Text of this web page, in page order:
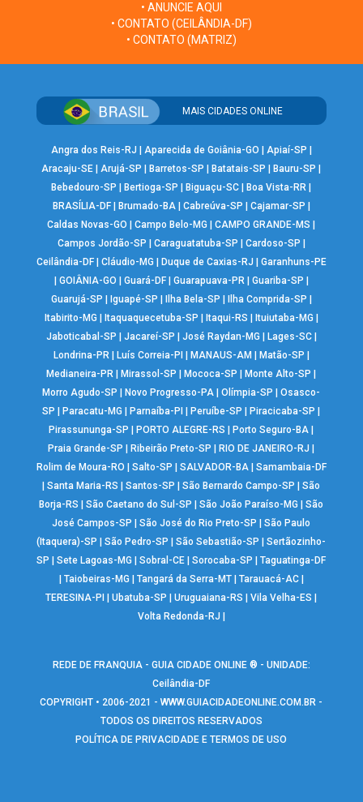
• ANUNCIE AQUI
• CONTATO (CEILÂNDIA-DF)
• CONTATO (MATRIZ)
MAIS CIDADES ONLINE
Angra dos Reis-RJ Aparecida de Goiânia-GO Apiaí-SP
Aracaju-SE |Arujá-SP Barretos-SP Batatais-SP Bauru-SP
Bebedouro-SP
Bertioga-SP Biguaçu-SC Boa Vista-RR
BRASÍLIA-DF| Brumado-BA| Cabreúva-SP Cajamar-SP
Caldas Novas-GO
|Campo Belo-MG |CAMPO GRANDE-MS
Campos Jordão-SP
Caraguatatuba-SP Cardoso-SP
Ceilândia-DF| Cláudio-MG Duque de Caxias-RJ
Garanhuns-PE
GOIÂNIA-GO Guará-DF| Guarapuava-PR| Guariba-SP
Guarujá-SP
Iguapé-SP Ilha Bela-SP Ilha Comprida-SP
Itabirito-MG
Itaquaquecetuba-SP Itaqui-RS Ituiutaba-MG
Jaboticabal-SP
Jacareí-SP José Raydan-MG Lages-SC|
Londrina-PR| Luís Correia-PI MANAUS-AM Matão-SP
Medianeira-PR
Mirassol-SP Mococa-SP Monte Alto-SP
Morro Agudo-SP
Novo Progresso-PA |Olímpia-SP |Osasco-
SP
Paracatu-MG Parnaíba-PI Peruíbe-SP Piracicaba-SP
Pirassununga-SP
PORTO ALEGRE-RS Porto Seguro-BA
Praia Grande-SP
Ribeirão Preto-SP RIO DE JANEIRO-RJ
Rolim de Moura-RO
Salto-SP SALVADOR-BA| Samambaia-DF
|Santa Maria-RS |Santos-SP |São Bernardo Campo-SP |São
Borja-RS
|São Caetano do Sul-SP |São João Paraíso-MG |São
José Campos-SP
|São José do Rio Preto-SP |São Paulo
(Itaquera)-SP
|São Pedro-SP |São Sebastião-SP |Sertãozinho-
SP
|Sete Lagoas-MG |Sobral-CE |Sorocaba-SP |Taguatinga-DF
Taiobeiras-MG Tangará da Serra-MT| Tarauacá-AC|
TERESINA-PI
|Ubatuba-SP |Uruguaiana-RS |Vila Velha-ES
Volta Redonda-RJ
REDE DE FRANQUIA - GUIA CIDADE ONLINE ® - UNIDADE:
Ceilândia-DF
COPYRIGHT • 2006-2021 -WWW.GUIACIDADEONLINE.COM.BR -
TODOS OS DIREITOS RESERVADOS
POLÍTICA DE PRIVACIDADE E TERMOS DE USO